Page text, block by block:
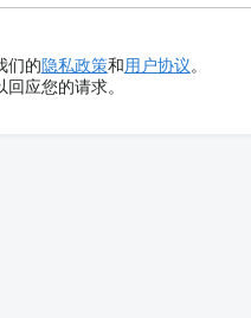
们的隐私政策和用户协议。
应您的请求。